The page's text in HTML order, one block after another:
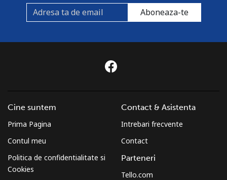
Aboneaza-te
Cine suntem
Prima Pagina
Contul meu
Politica de confidentialitate si
Cookies
Contact & Asistenta
Intrebari frecvente
Contact
Parteneri
Tello.com